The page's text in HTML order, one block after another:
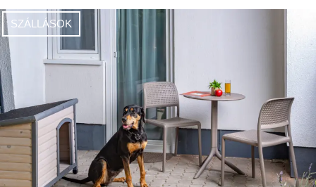
SZÁLLÁSOK